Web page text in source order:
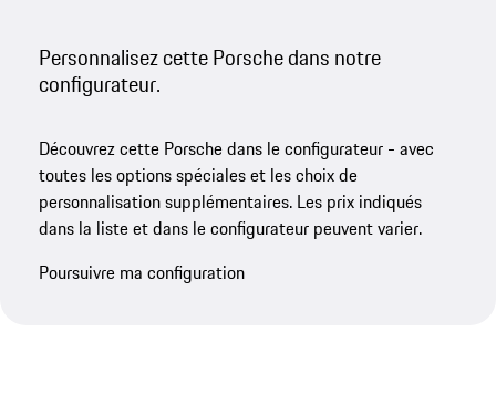
Personnalisez cette Porsche dans notre
configurateur.
Découvrez cette Porsche dans le configurateur - avec
toutes les options spéciales et les choix de
personnalisation supplémentaires. Les prix indiqués
dans la liste et dans le configurateur peuvent varier.
Poursuivre ma configuration